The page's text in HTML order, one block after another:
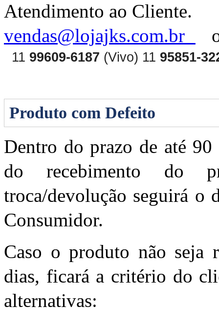
Atendimento ao Cliente.
vendas@lojajks.com.br
11 99609-6187 (Vivo) 11 95851-
Produto com Defeito
Dentro do prazo de até
do recebimento do
troca/devolução seguirá o
Consumidor.
Caso o produto não seja
dias, ficará a critério do
alternativas: